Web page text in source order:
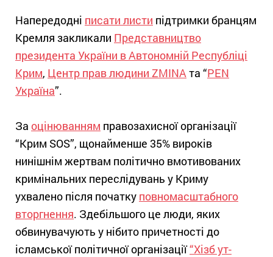
Напередодні писати листи підтримки бранцям
Кремля закликали Представництво
президента України в Автономній Республіці
Крим, Центр прав людини ZMINAта “PEN
Україна”.
За оцінюванням правозахисної організації
“Крим SOS”, щонайменше 35% вироків
нинішнім жертвам політично вмотивованих
кримінальних переслідувань у Криму
ухвалено після початку повномасштабного
вторгнення. Здебільшого це люди, яких
обвинувачують у нібито причетності до
ісламської політичної організації“Хізб ут-